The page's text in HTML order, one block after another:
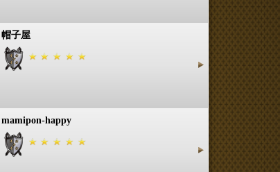
帽子屋
mamipon-happy